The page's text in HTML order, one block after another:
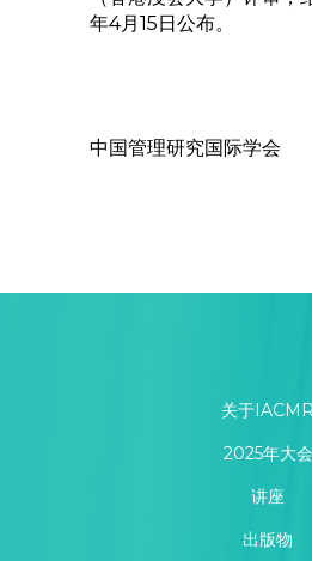
年4月15日公布。
中国管理研究国际学会
关于IACMR
2025年大会
讲座
出版物